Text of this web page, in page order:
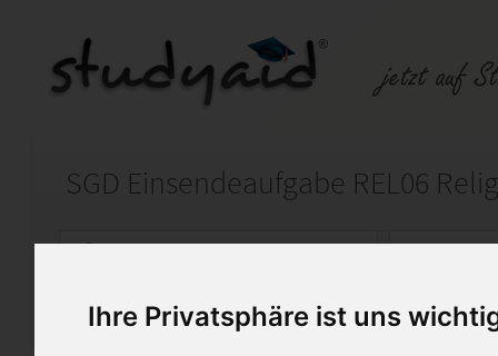
Ihre Privatsphäre ist uns
SGD Einsendeaufgabe REL06
Auf StudyAid.de verkaufen
Startseite Abitur und Hochschule